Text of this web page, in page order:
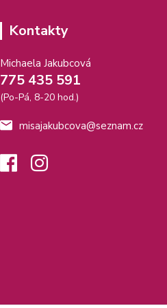
Kontakty
Michaela Jakubcová
775 435 591
(Po-Pá, 8-20 hod.)
misajakubcova@seznam.cz